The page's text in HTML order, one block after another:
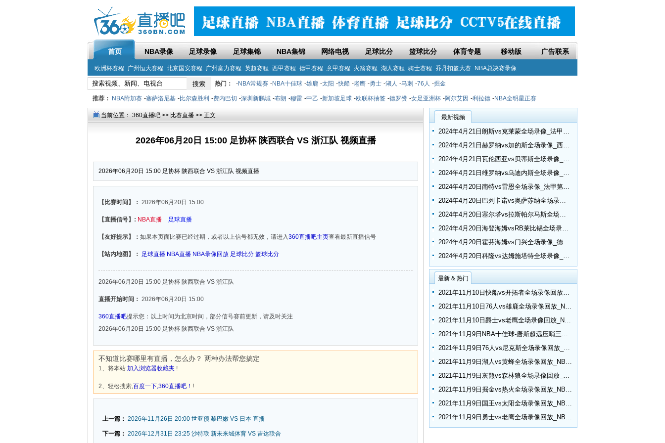
首页 NBA录像 足球录像 足球集锦 NBA集锦 网络电视 足球比分 篮球比分 体育专题 移动版 广告联系
欧洲杯赛程 广州恒大赛程 北京国安赛程 广州富力赛程 英超赛程 西甲赛程 德甲赛程 意甲赛程 火箭赛程 湖人赛程 骑士赛程 乔丹扣篮大赛 NBA总决赛录像
热门： -NBA常规赛 -NBA十佳球 -雄鹿 -太阳 -快船 -老鹰 -勇士 -湖人 -马刺 -76人 -掘金
推荐： NBA附加赛 -塞萨洛尼基 -比尔森胜利 -费内巴切 -深圳新鹏城 -布朗 -穆雷 -中乙 -新加坡足球 -欧联杯抽签 -德罗赞 -女足亚洲杯 -阿尔艾因 -利拉德 -NBA全明星正赛
当前位置： 360直播吧 >> 比赛直播 >> 正文
2026年06月20日 15:00 足协杯 陕西联合 VS 浙江队 视频直播
2026年06月20日 15:00 足协杯 陕西联合 VS 浙江队 视频直播
【比赛时间】： 2026年06月20日 15:00
【直播信号】: NBA直播 足球直播
【友好提示】： 如果本页面比赛已经过期，或者以上信号都无效，请进入360直播吧主页查看最新直播信号
【站内地图】： 足球直播 NBA直播 NBA录像回放 足球比分 篮球比分
2026年06月20日 15:00 足协杯 陕西联合 VS 浙江队
直播开始时间： 2026年06月20日 15:00
360直播吧提示您：以上时间为北京时间，部分信号赛前更新，请及时关注
2026年06月20日 15:00 足协杯 陕西联合 VS 浙江队
不知道比赛哪里有直播，怎么办？ 两种办法帮您搞定
1、将本站 加入浏览器收藏夹 !
2、轻松搜索,百度一下,360直播吧！ !
上一篇： 2026年11月26日 20:00 世亚预 黎巴嫩 VS 日本 直播
下一篇： 2026年12月31日 23:25 沙特联 新未来城体育 VS 吉达联合
最新视频
2024年4月21日朗斯vs克莱蒙全场录像_法甲第30轮
2024年4月21日赫罗纳vs加的斯全场录像_西甲第32轮
2024年4月21日瓦伦西亚vs贝蒂斯全场录像_西甲第32轮
2024年4月21日维罗纳vs乌迪内斯全场录像_意甲第33轮
2024年4月20日南特vs雷恩全场录像_法甲第30轮
2024年4月20日巴列卡诺vs奥萨苏纳全场录像_西甲第32轮
2024年4月20日塞尔塔vs拉斯帕尔马斯全场录像_西甲第32轮
2024年4月20日海登海姆vsRB莱比锡全场录像_德甲第30轮
2024年4月20日霍芬海姆vs门兴全场录像_德甲第30轮
2024年4月20日科隆vs达姆施塔特全场录像_德甲第30轮
最新 & 热门
2021年11月10日快船vs开拓者全场录像回放_NBA常规赛
2021年11月10日76人vs雄鹿全场录像回放_NBA常规赛
2021年11月10日爵士vs老鹰全场录像回放_NBA常规赛
2021年11月9日NBA十佳球-唐斯超远压哨三分 小乔丹空接隔扣
2021年11月9日76人vs尼克斯全场录像回放_NBA常规赛
2021年11月9日湖人vs黄蜂全场录像回放_NBA常规赛
2021年11月9日灰熊vs森林狼全场录像回放_NBA常规赛
2021年11月9日掘金vs热火全场录像回放_NBA常规赛
2021年11月9日国王vs太阳全场录像回放_NBA常规赛
2021年11月9日勇士vs老鹰全场录像回放_NBA常规赛